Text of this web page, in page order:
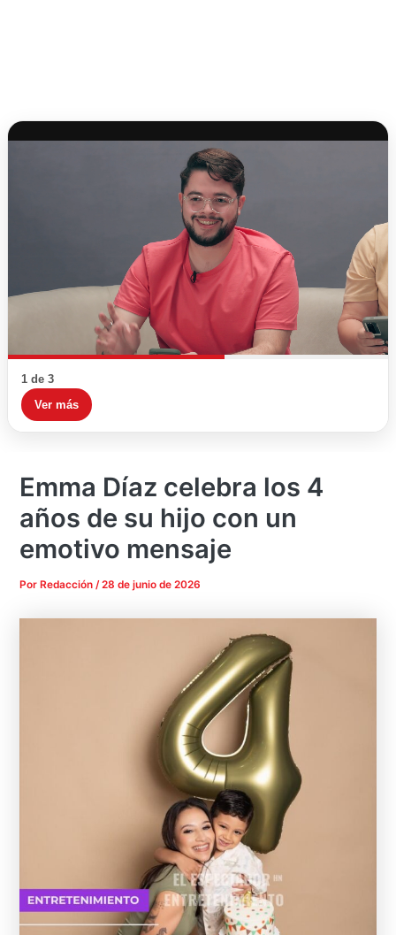
1 de 3
Ver más
Emma Díaz celebra los 4
años de su hijo con un
emotivo mensaje
Por Redacción/28 de junio de 2026